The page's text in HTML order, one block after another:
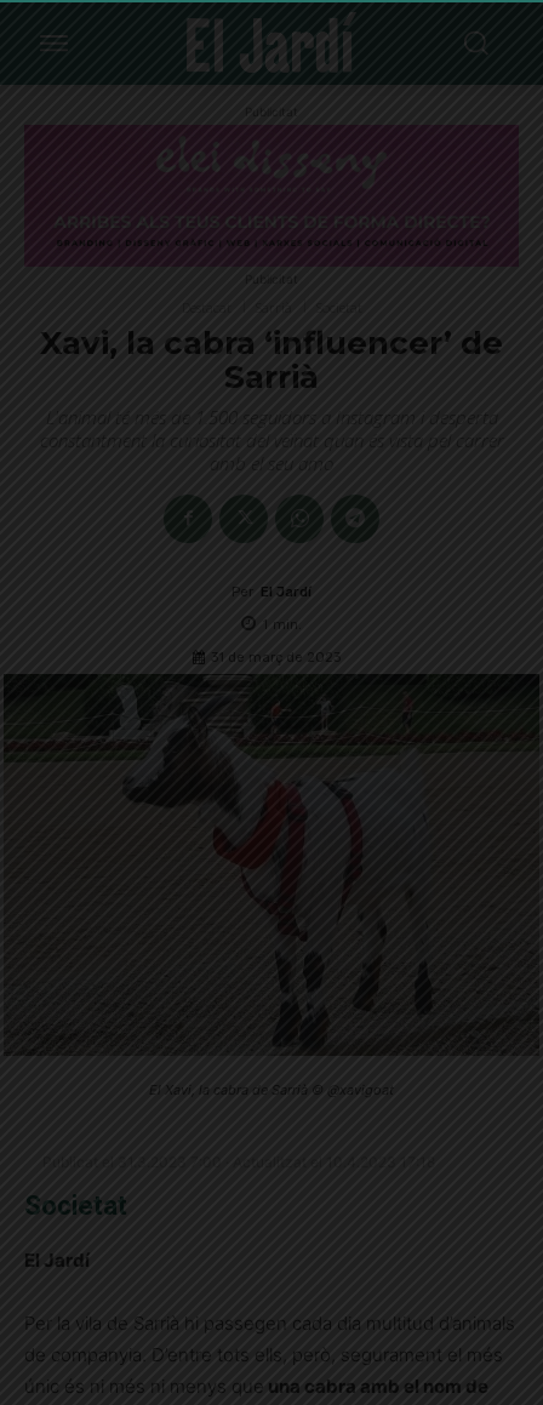
Publicitat
Publicitat
Xavi, la cabra ‘influencer’ de
Sarrià
L'animal té més de 1.500 seguidors a Instagram i desperta
constantment la curiositat del veïnat quan és vista pel carrer
amb el seu amo
Per El Jardí
1 min.
31 de març de 2023
El Xavi, la cabra de Sarrià © @xavigoat
Societat
El Jardí
Per la vila de Sarrià hi passegen cada dia multitud d’animals
de companyia. D’entre tots ells, però, segurament el més
únic és ni més ni menys que una cabra amb el nom de